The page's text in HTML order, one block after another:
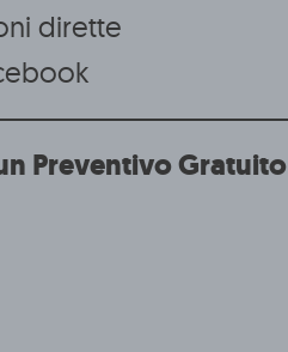
dirette
Preventivo Gratuito